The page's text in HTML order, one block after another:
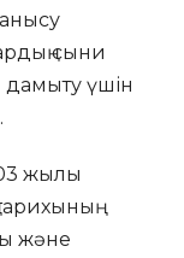
сыни
үшін
жылы
және